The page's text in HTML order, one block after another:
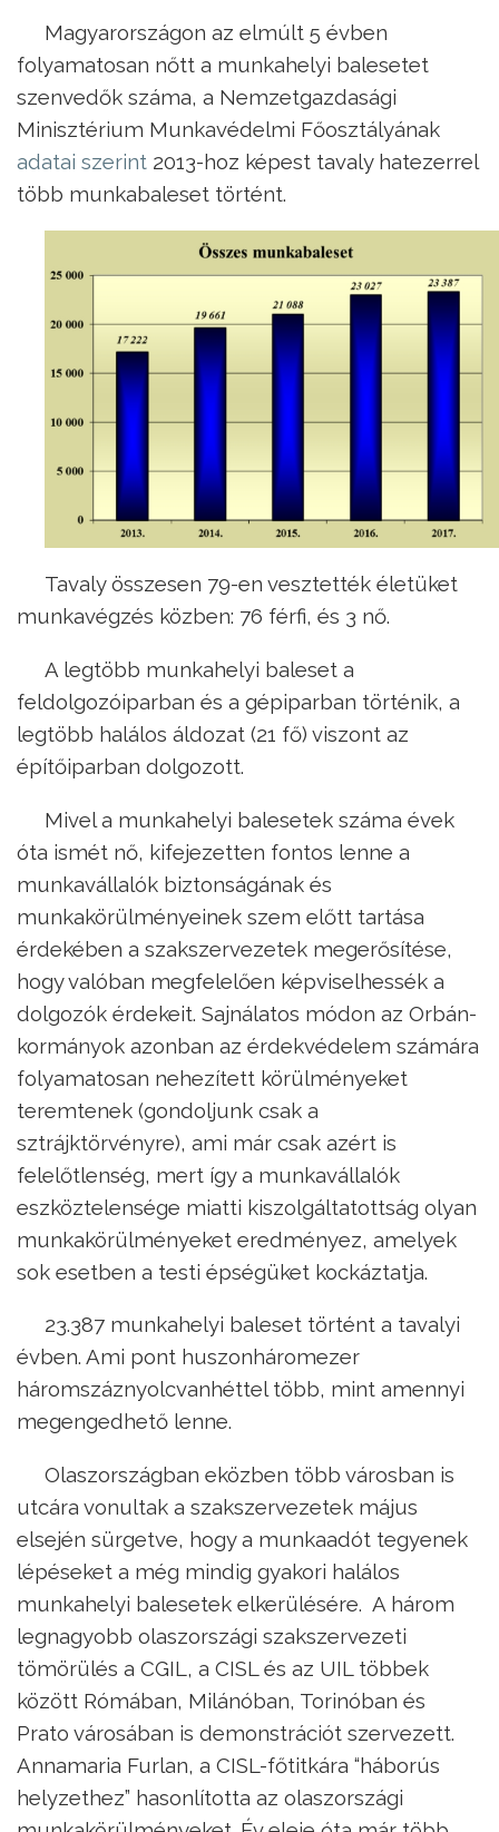
Magyarországon az elmúlt 5 évben
folyamatosan nőtt a munkahelyi balesetet
szenvedők száma, a Nemzetgazdasági
Minisztérium Munkavédelmi Főosztályának
adatai szerint 2013-hoz képest tavaly hatezerrel
több munkabaleset történt.
Tavaly összesen 79-en vesztették életüket
munkavégzés közben: 76 férfi, és 3 nő.
A legtöbb munkahelyi baleset a
feldolgozóiparban és a gépiparban történik, a
legtöbb halálos áldozat (21 fő) viszont az
építőiparban dolgozott.
Mivel a munkahelyi balesetek száma évek
óta ismét nő, kifejezetten fontos lenne a
munkavállalók biztonságának és
munkakörülményeinek szem előtt tartása
érdekében a szakszervezetek megerősítése,
hogy valóban megfelelően képviselhessék a
dolgozók érdekeit. Sajnálatos módon az Orbán-
kormányok azonban az érdekvédelem számára
folyamatosan nehezített körülményeket
teremtenek (gondoljunk csak a
sztrájktörvényre), ami már csak azért is
felelőtlenség, mert így a munkavállalók
eszköztelensége miatti kiszolgáltatottság olyan
munkakörülményeket eredményez, amelyek
sok esetben a testi épségüket kockáztatja.
23.387 munkahelyi baleset történt a tavalyi
évben. Ami pont huszonháromezer
háromszáznyolcvanhéttel több, mint amennyi
megengedhető lenne.
Olaszországban eközben több városban is
utcára vonultak a szakszervezetek május
elsején sürgetve, hogy a munkaadót tegyenek
lépéseket a még mindig gyakori halálos
munkahelyi balesetek elkerülésére. A három
legnagyobb olaszországi szakszervezeti
tömörülés a CGIL, a CISL és az UIL többek
között Rómában, Milánóban, Torinóban és
Prato városában is demonstrációt szervezett.
Annamaria Furlan, a CISL-főtitkára “háborús
helyzethez” hasonlította az olaszországi